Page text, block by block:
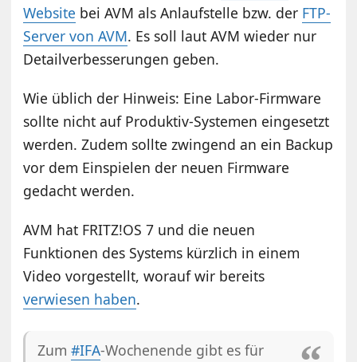
Website bei AVM als Anlaufstelle bzw. der FTP-
Server von AVM. Es soll laut AVM wieder nur
Detailverbesserungen geben.
Wie üblich der Hinweis: Eine Labor-Firmware
sollte nicht auf Produktiv-Systemen eingesetzt
werden. Zudem sollte zwingend an ein Backup
vor dem Einspielen der neuen Firmware
gedacht werden.
AVM hat FRITZ!OS 7 und die neuen
Funktionen des Systems kürzlich in einem
Video vorgestellt, worauf wir bereits
verwiesen haben.
Zum#IFA-Wochenende gibt es für